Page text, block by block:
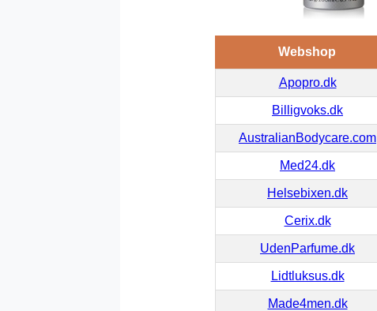
Webshop
Apopro.dk
Billigvoks.dk
AustralianBodycare.com
Med24.dk
Helsebixen.dk
Cerix.dk
UdenParfume.dk
Lidtluksus.dk
Made4men.dk